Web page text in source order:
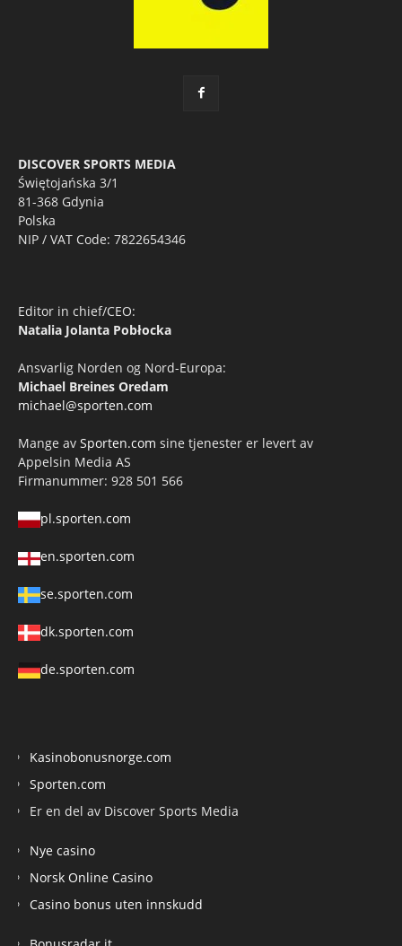
DISCOVER SPORTS MEDIA
Świętojańska 3/1
81-368 Gdynia
Polska
NIP / VAT Code: 7822654346
Editor in chief/CEO:
Natalia Jolanta Pobłocka
Ansvarlig Norden og Nord-Europa:
Michael Breines Oredam
michael@sporten.com
Mange av Sporten.com sine tjenester er levert av
Appelsin Media AS
Firmanummer: 928 501 566
pl.sporten.com
en.sporten.com
se.sporten.com
dk.sporten.com
de.sporten.com
Kasinobonusnorge.com
Sporten.com
Er en del av Discover Sports Media
Nye casino
Norsk Online Casino
Casino bonus uten innskudd